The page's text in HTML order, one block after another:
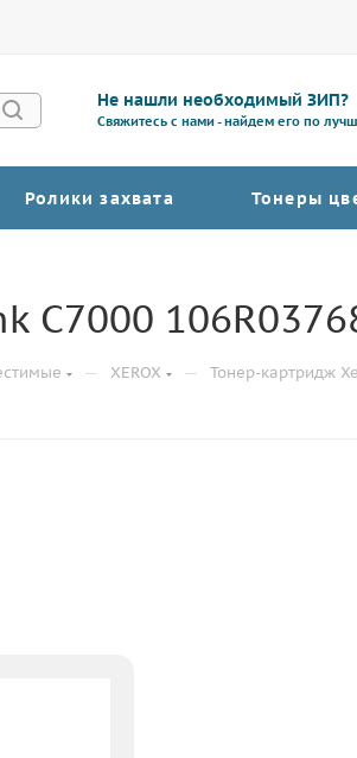
Не нашли необходимый ЗИП?
Свяжитесь с нами - найдем его по
Ролики захвата Тонеры
C7000
— XEROX — Тонер-картридж